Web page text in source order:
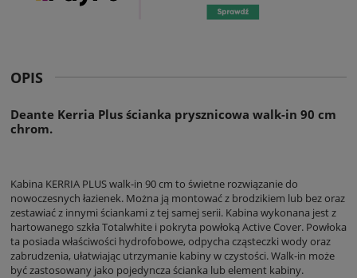
OPIS
Deante Kerria Plus ścianka prysznicowa walk-in 90 cm
chrom.
Kabina KERRIA PLUS walk-in 90 cm to świetne rozwiązanie do
nowoczesnych łazienek. Można ją montować z brodzikiem lub bez oraz
zestawiać z innymi ściankami z tej samej serii. Kabina wykonana jest z
hartowanego szkła Totalwhite i pokryta powłoką Active Cover. Powłoka
ta posiada właściwości hydrofobowe, odpycha cząsteczki wody oraz
zabrudzenia, ułatwiając utrzymanie kabiny w czystości. Walk-in może
być zastosowany jako pojedyncza ścianka lub element kabiny.